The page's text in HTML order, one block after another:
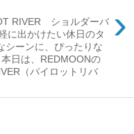
›
RIVER ショルダーバ
に出かけたい休日のタ
シーンに、ぴったりな
日は、REDMOONの
（パイロットリバ